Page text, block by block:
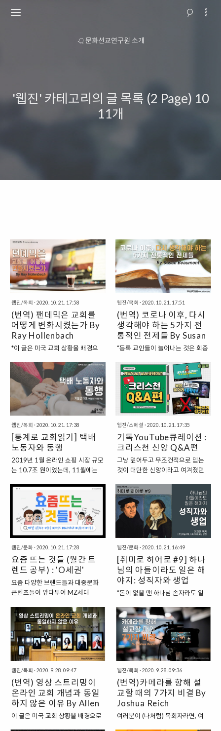
문화선교연구원 소개
'웹진' 카테고리의 글 목록 (2 Page) 10
11개
웹진/목회 · 2020. 10. 21. 17:58
(번역) 팬데믹은 교회를
어떻게 변화시켰는가 By
Ray Hollenbach
*이 글은 미국 교회 상황을 배경으
는 9개월 동안을 세계적으로 유행
하는 전염병 가운데 지냈다. 경제는
흔들리고, 사회 구조는 재조정되고,
모든 예배 모임도 크나 큰 영향을 받
았다. 팬데믹은 교회를 완전히 바꾸
어 놓았고, 끝날 기미는 보이지 않는
다. 비록 백신의 완성이 멀지 않았다
고는 하지만, 제조에서 납품이 원활
해질 때까지, 즉 2021까지는 계속
기존 교회의 방식이 변화되기를 요
구받을 것이다. 우리는 직면해야 한
normal)’으로 돌아갈 수 없다. 교회
는 기술적인 질문에 직면하였는데,
“앞으로 무엇이 ‘새로운 일상(New
normal)’이 될 것인가?”이다. 즉, 코
로나 백신이 개발된 이후에도, 무엇
이 기술적으로 교회 사역에 필수..
웹진/목회 · 2020. 10. 21. 17:51
(번역) 코로나 이후, 다시
생각해야 하는 5가지 전
통적인 전제들 By Susan
Beaumont
“등록 교인들이 늘어나는 것은 회중
있다.” 팬데믹은 바로 이러한 생각과
더불어 참여와 소속감 및 교인의 자
격에 대한 오래된 전제들에 도전을
주고 있다. 우리는 이러한 전제들을
모두 주의 깊게 검토해야 한다. 그렇
지 않으면 새로운 방식으로 우리와
관계를 맺으려는 사람들을 앞에 두
고 도리어 장벽을 쌓을 위험이 있기
때문이다. 팬데믹 시기인 지금, 사람
들은 온라인상(특별히 예배나 프로
그램, 또는 봉사에 있어서)에서 교회
로운 대안들을 찾고 있다. 이러한 접
점들은 우리가 기존에 참여의 유형
으로 인식했던 것들과는 전혀 다른
유형의 것들이다. 우리는 기존에 해
오던 대로 (교회) 건물로 돌아와서
서로를 대면하기를 열망하고 있다.
하지만 온라인 ..
웹진/목회 · 2020. 10. 21. 17:38
[통계로 교회읽기] 택배
노동자와 동행
2019년 1월 온라인 쇼핑 시장 규모
는 10.7조 원이었는데, 11월에는
1.1조 원이나 늘어났다. 이런 상황
에서 만약 택배가 없으면 어떻게 될
까? 택배는 우리 산업을 움직이게
하며 개인의 생활 편리성을 극대화
해 주는 핵심적 역할을 한다. 문제는
비대면 문화가 확산하면서 택배 물
량이 늘어나고 택배 노동자의 노동
강도도 세졌다는 것이다. 택배 노동
자들은 하루 평균 12시간 일하며 심
지어 점심식사를 12분에 해결하고
그나마 그 짧은 식사도 하기 어려울
택배연대노조와 택배 노동자 과로
사 유가족들은 기자회견을 열고 ‘신
종 코로나 바이러스 감염증(코로나
19) 확산으로 물량이 크게 늘면서
과로로 쓰러져 목숨을 잃은 택배노
동자가 올해 공식적으..
웹진/스페셜 · 2020. 10. 21. 17:35
기독YouTube큐레이션 :
크리스천 신앙 Q&A편
그냥 덮어두고 무조건적으로 믿는
것이 대단한 신앙이라고 여겨졌던
쳐 삶에 녹여낼 줄 아는 것이 진정한
신앙이 아닐까? 그러기 위해서 우리
는 세상의 다양한 학문과 지식, 대중
문화 그리고 삶의 윤리적인 부분에
서 어떤 신앙인으로 살아가야 할지
질문을 가져야 한다. 그래서 준비해
봤다. 크리스천들이 삶과 신앙에 관
련하여 갖는 질문들에 대해서 함께
고민하고 답해주기도 하는 기독 유
튜브 채널들을 소개한다. 1. [한국교
회탐구센터] 신학교의 강의 내용에
서도, 목회자의 관심 분야에서도 명
확히 드러나지 않은 사안들과 당면
한 과제들을 탐구하고 알리기 위해
만들어졌다는 ‘한국교회탐구센
터’의 유튜브 채널이다. 특별히 에서
는 과학/상식 그리고 신앙/신학 간
에 생겨날 수 있는 다양한 질문들을
해..
웹진/문화· 2020. 10. 21. 17:28
요즘 뜨는 것들 (월간 트
렌드 공부) : 'O세권'
요즘 다양한 브랜드들과 대중문화
콘텐츠들이 앞다투어 MZ세대
사이에 출생한 밀레니얼 세대와,
1990년대 중반부터 2000년대 초
반에 출생한 Z세대를 통칭하는 말)
의 유행과 소비 그리고 언어에 중점
을 맞춘 마케팅들을 만들어내고 있
는데요! 점차 시대 변화의 속도가
빨라지고 취향은 다양화·다원화되
어가면서, 트렌드를 빠르게 읽어내
는 것은 그들의 ‘생존’, 즉 대중들로
부터 살아남느냐 마느냐와 결부되
다. 요즘 시대에 칭찬받고 사랑받는
웹진/문화· 2020. 10. 21. 16:49
[취미로 히어로 #9] 하나
님의 아들이라도 일은 해
야지: 성직자와 생업
“돈이 없을 땐 하나님 손자라도 일
- from '밥값‘ (넉살의 앨범 ’작은 것
들의 신‘) 세상에서 돈 버는 일과 가
장 관계가 없을 듯한 직종은 성직자
가 아닐까 한다. 단지 돈이 되지 않
는 일을 한다는 수동적 의미만이 아
니라, 돈에 관련된 일을 하는 것을
터부시하거나 금지하는 성직의 전
통도 많이 있는 것으로 알려져 있다.
하지만 넉살의 노랫말처럼, 돈이 없
고 배고프면 하나님 손자라도 일 해
야 할 때가 있지 않을까. 그리고 가
만 따져보면 생각보다 생업의 중요
웹진/목회 · 2020. 9. 28. 09:47
(번역) 영상 스트리밍이
온라인 교회 개념과 동일
하지 않은 이유 By Allen
White
이 글은 미국 교회 상황을 배경으로
웹진/목회 · 2020. 9. 28. 09:36
(번역)카메라를 향해 설
교할 때의 7가지 비결 By
Joshua Reich
여러분이 (나처럼) 목회자라면, 여